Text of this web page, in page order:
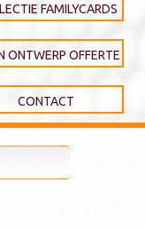
FAMILYCARDS
ONTWERP OFFERTE
CONTACT